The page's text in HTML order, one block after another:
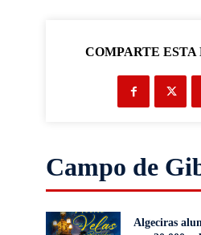
COMPARTE
Campo de
Algeciras